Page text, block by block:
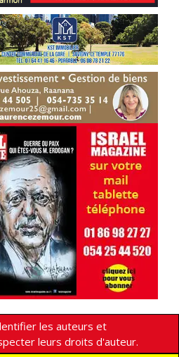
les auteurs et
leurs droits d'auteur.